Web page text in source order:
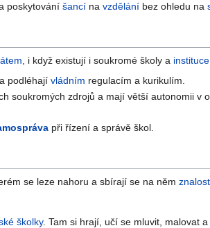
poskytováníšancí navzdělání bez ohledu na
, i když existují i soukromé školy a instituce
a podléhajívládním regulacím a kurikulím.
soukromých zdrojů a mají větší autonomii v
při řízení a správě škol.
se leze nahoru a sbírají se na něm
školky. Tam si hrají, učí se mluvit, malovat